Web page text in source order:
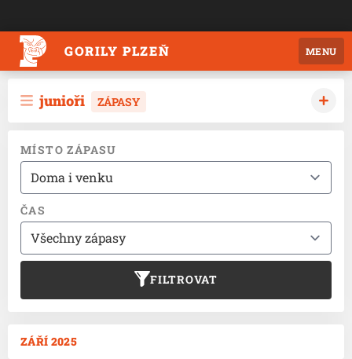
GORILY PLZEŇ MENU
junioři ZÁPASY
MÍSTO ZÁPASU
ČAS
FILTROVAT
ZÁŘÍ 2025